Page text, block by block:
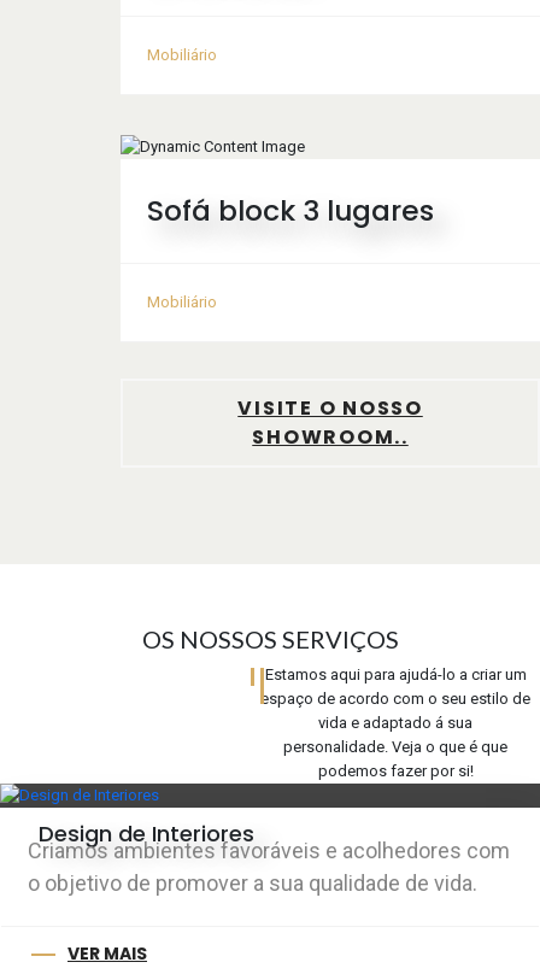
Mobiliário
Sofá block 3 lugares
Mobiliário
VISITE O NOSSO
SHOWROOM..
OS NOSSOS SERVIÇOS
Estamos aqui para ajudá-lo a criar um
espaço de acordo com o seu estilo de
vida e adaptado á sua
personalidade. Veja o que é que
podemos fazer por si!
Design de Interiores
Criamos ambientes favoráveis e acolhedores com
o objetivo de promover a sua qualidade de vida.
VER MAIS